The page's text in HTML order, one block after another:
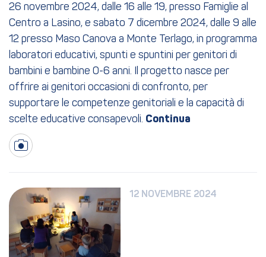
26 novembre 2024, dalle 16 alle 19, presso Famiglie al
Centro a Lasino, e sabato 7 dicembre 2024, dalle 9 alle
12 presso Maso Canova a Monte Terlago, in programma
laboratori educativi, spunti e spuntini per genitori di
bambini e bambine 0-6 anni. Il progetto nasce per
offrire ai genitori occasioni di confronto, per
supportare le competenze genitoriali e la capacità di
scelte educative consapevoli.
12 NOVEMBRE 2024